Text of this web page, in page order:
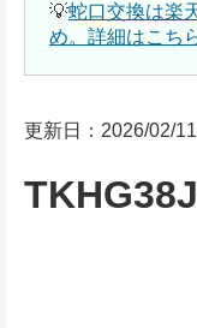
💡蛇口交換は楽
め。詳細はこち
更新日：2026/02/11